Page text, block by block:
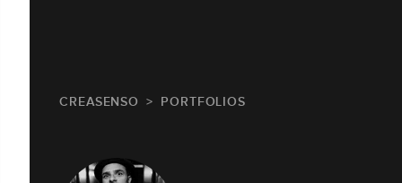
CREASENSO PORTFOLIOS